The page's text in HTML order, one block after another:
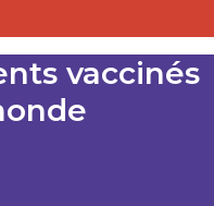
vaccinés